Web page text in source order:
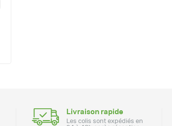
Livraison rapide
Les colis sont expédiés en